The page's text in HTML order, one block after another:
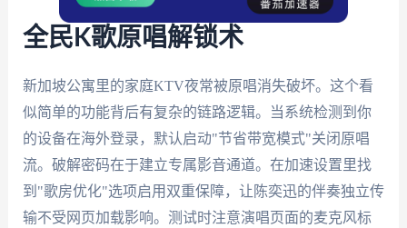
全民K歌原唱解锁术
新加坡公寓里的家庭KTV夜常被原唱消失破坏。这个看
似简单的功能背后有复杂的链路逻辑。当系统检测到你
的设备在海外登录，默认启动"节省带宽模式"关闭原唱
流。破解密码在于建立专属影音通道。在加速设置里找
到"歌房优化"选项启用双重保障，让陈奕迅的伴奏独立传
输不受网页加载影响。测试时注意演唱页面的麦克风标